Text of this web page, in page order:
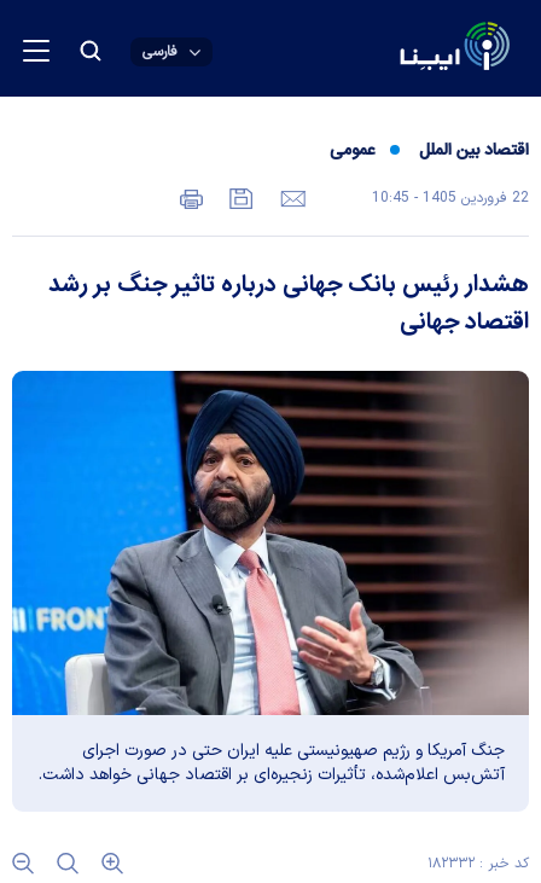
فارسی
اقتصاد بین الملل عمومی
22 فروردين 1405 - 10:45
هشدار رئیس بانک جهانی درباره تاثیر جنگ بر رشد
اقتصاد جهانی
جنگ آمریکا و رژیم صهیونیستی علیه ایران حتی در صورت اجرای
آتش‌بس اعلام‌شده، تأثیرات زنجیره‌ای بر اقتصاد جهانی خواهد داشت.
کد خبر : ۱۸۲۳۳۲